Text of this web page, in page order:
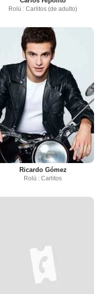
Rolü : Carlitos (de adulto)
Ricardo Gómez
Rolü : Carlitos